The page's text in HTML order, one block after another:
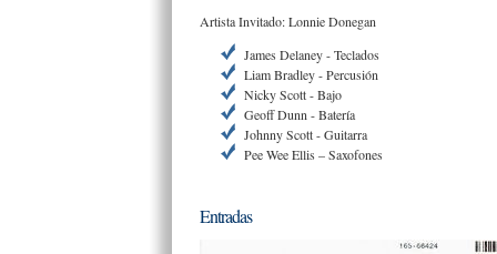
Artista Invitado: Lonnie Donegan
James Delaney - Teclados
Liam Bradley - Percusión
Nicky Scott - Bajo
Geoff Dunn - Batería
Johnny Scott - Guitarra
Pee Wee Ellis – Saxofones
Entradas